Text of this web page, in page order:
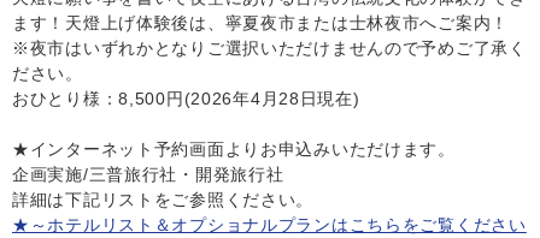
ます！天燈上げ体験後は、寧夏夜市または士林夜市へご案内！
※夜市はいずれかとなりご選択いただけませんので予めご了承く
ださい。
おひとり様：8,500円(2026年4月28日現在)
★インターネット予約画面よりお申込みいただけます。
企画実施/三普旅行社・開発旅行社
詳細は下記リストをご参照ください。
★～ホテルリスト＆オプショナルプランはこちらをご覧ください